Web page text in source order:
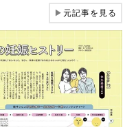
▶元記事を見る